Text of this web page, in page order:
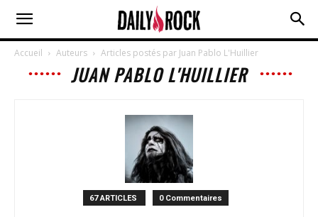
Accueil Auteurs Articles postés par Juan Pablo L'Huillier
JUAN PABLO L'HUILLIER
67 ARTICLES 0 Commentaires